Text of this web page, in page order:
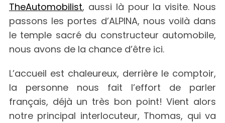
TheAutomobilist, aussi là pour la visite. Nous
passons les portes d’ALPINA, nous voilà dans
le temple sacré du constructeur automobile,
nous avons de la chance d’être ici.
L’accueil est chaleureux, derrière le comptoir,
la personne nous fait l’effort de parler
français, déjà un très bon point! Vient alors
notre principal interlocuteur, Thomas, qui va